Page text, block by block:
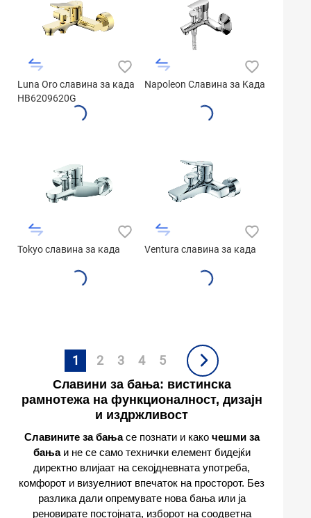
Luna Oro славина за када
HB6209620G
Napoleon Славина за Kада
Tokyo славина за када Ventura славина за када
1 2 3 4 5
Славини за бања: вистинска
рамнотежа на функционалност, дизајн
и издржливост
Славините за бањасе познати и како чешми за
бањаи не се само технички елемент бидејќи
директно влијаат на секојдневната употреба,
комфорот и визуелниот впечаток на просторот. Без
разлика дали опремувате нова бања или ја
реновирате постојната, изборот на соодветна